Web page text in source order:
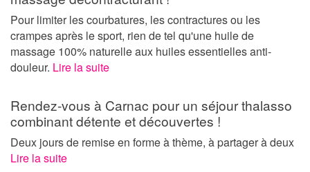
Pour limiter les courbatures, les contractures ou les
crampes après le sport, rien de tel qu'une huile de
massage 100% naturelle aux huiles essentielles anti-
douleur. Lire la suite
Rendez-vous à Carnac pour un séjour thalasso
combinant détente et découvertes !
Deux jours de remise en forme à thème, à partager à deux
Lire la suite